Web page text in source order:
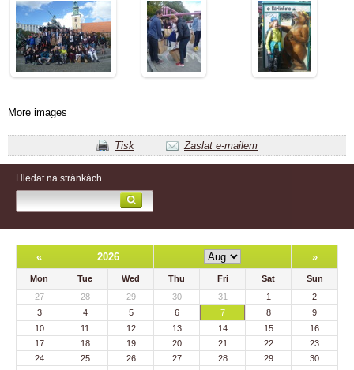
More images
Tisk Zaslat e-mailem
Hledat na stránkách
« 2026 »
Mon Tue Wed Thu Fri Sat
Sun
27
28 29 30 31 1
2
3
4 5 6 7 8
9
10
11 12 13 14 15
16
17
18 19 20 21 22
23
24
25 26 27 28 29
30